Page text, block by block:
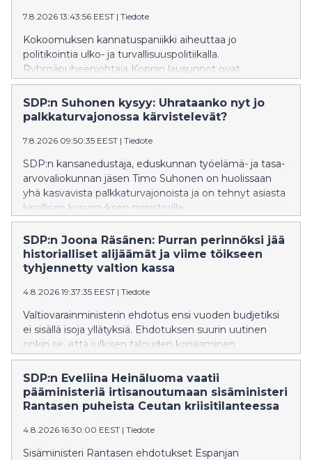
7.8.2026 13:43:56 EEST | Tiedote
Kokoomuksen kannatuspaniikki aiheuttaa jo
politikointia ulko- ja turvallisuuspolitiikalla.
Ryhmäpuheenjohtaja Kopran lausunnot ovat
oppikirjaesimerkki siitä, miten kokoomuksen
ulkopoliittinen värisuora aiheuttaa vauhtisokeutta, joka
heikentää Suomen turvallisuutta, SDP:n Tuppurainen
SDP:n Suhonen kysyy: Uhrataanko nyt jo
palkkaturvajonossa kärvistelevät?
7.8.2026 09:50:35 EEST | Tiedote
SDP:n kansanedustaja, eduskunnan työelämä- ja tasa-
arvovaliokunnan jäsen Timo Suhonen on huolissaan
yhä kasvavista palkkaturvajonoista ja on tehnyt asiasta
kirjallisen kysymyksen ministerille.
SDP:n Joona Räsänen: Purran perinnöksi jää
historialliset alijäämät ja viime töikseen
tyhjennetty valtion kassa
4.8.2026 19:37:35 EEST | Tiedote
Valtiovarainministerin ehdotus ensi vuoden budjetiksi
ei sisällä isoja yllätyksiä. Ehdotuksen suurin uutinen
onkin se, että julkisen talouden korjaaminen
työnnetään seuraavan hallituksen syliin, SDP:n Joona
Räsänen toteaa.
SDP:n Eveliina Heinäluoma vaatii
pääministeriä irtisanoutumaan sisäministeri
Rantasen puheista Ceutan kriisitilanteessa
4.8.2026 16:30:00 EEST | Tiedote
Sisäministeri Rantasen ehdotukset Espanjan